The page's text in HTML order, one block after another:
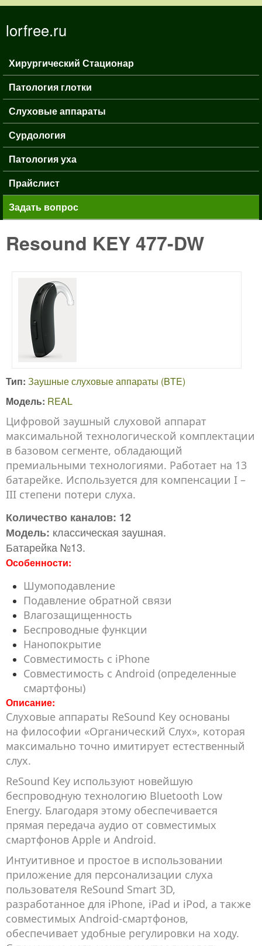
lorfree.ru
Главное меню
Хирургический Стационар
Патология глотки
Слуховые аппараты
Сурдология
Патология уха
Прайслист
Задать вопрос
Resound KEY 477-DW
Тип: Заушные слуховые аппараты (BTE)
Модель: REAL
Цифровой заушный слуховой аппарат
максимальной технологической комплектации
в базовом сегменте, обладающий
премиальными технологиями. Работает на 13
батарейке. Используется для компенсации I –
III степени потери слуха.
Количество каналов: 12
Модель: классическая заушная.
Батарейка №13.
Особенности:
Шумоподавление
Подавление обратной связи
Влагозащищенность
Беспроводные функции
Нанопокрытие
Совместимость с iPhone
Совместимость с Android (определенные
смартфоны)
Описание:
Слуховые аппараты ReSound Key основаны
на философии «Органический Слух», которая
максимально точно имитирует естественный
слух.
ReSound Key используют новейшую
беспроводную технологию Bluetooth Low
Energy. Благодаря этому обеспечивается
прямая передача аудио от совместимых
смартфонов Apple и Android.
Интуитивное и простое в использовании
приложение для персонализации слуха
пользователя ReSound Smart 3D,
разработанное для iPhone, iPad и iPod, а также
совместимых Android-смартфонов,
обеспечивает удобные регулировки на ходу.